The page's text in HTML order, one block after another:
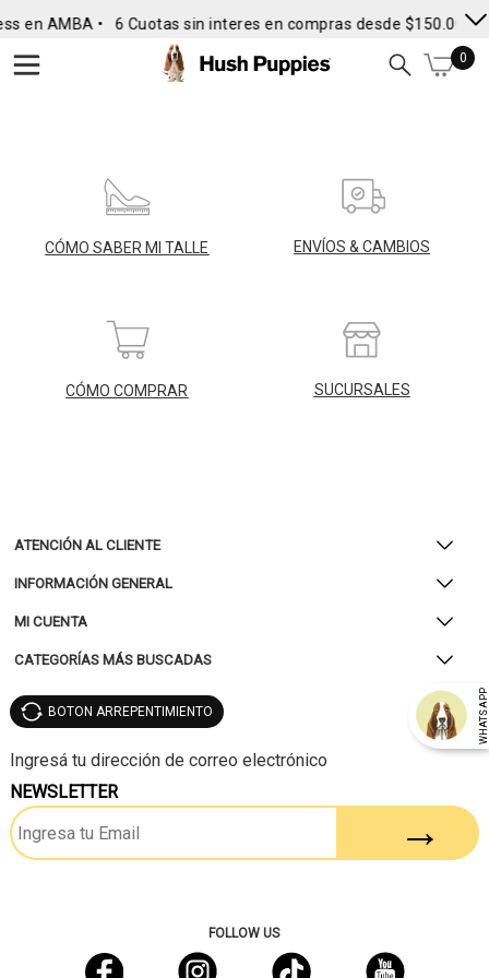
en AMBA • 6 Cuotas sin interes en compras desde $150.000
0
CÓMO SABER MI TALLE ENVÍOS & CAMBIOS
CÓMO COMPRAR SUCURSALES
ATENCIÓN AL CLIENTE
INFORMACIÓN GENERAL
MI CUENTA
CATEGORÍAS MÁS BUSCADAS
WHATSAPP
BOTON ARREPENTIMIENTO
NEWSLETTER
FOLLOW US